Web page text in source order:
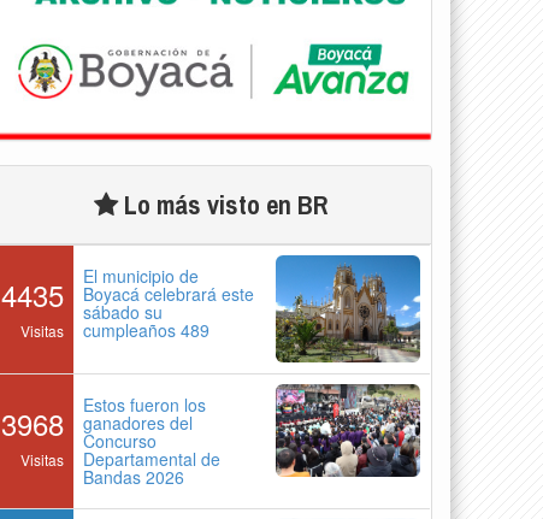
Lo más visto en BR
4435
Visitas
El municipio de
Boyacá celebrará este
sábado su
cumpleaños 489
3968
Visitas
Estos fueron los
ganadores del
Concurso
Departamental de
Bandas 2026